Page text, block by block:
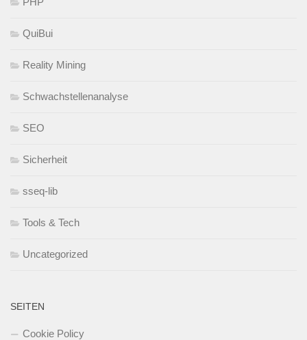
QuiBui
Reality Mining
Schwachstellenanalyse
SEO
Sicherheit
sseq-lib
Tools & Tech
Uncategorized
SEITEN
Cookie Policy